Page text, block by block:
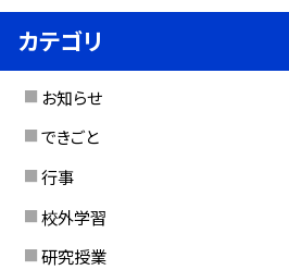
カテゴリ
お知らせ
できごと
行事
校外学習
研究授業